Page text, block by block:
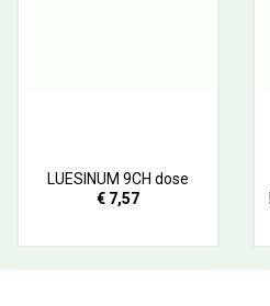
LUESINUM 9CH dose
€ 7,57